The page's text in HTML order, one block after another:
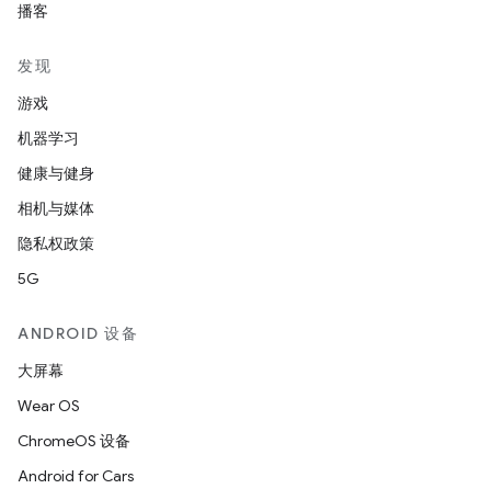
播客
发现
游戏
机器学习
健康与健身
相机与媒体
隐私权政策
5G
ANDROID 设备
大屏幕
Wear OS
ChromeOS 设备
Android for Cars